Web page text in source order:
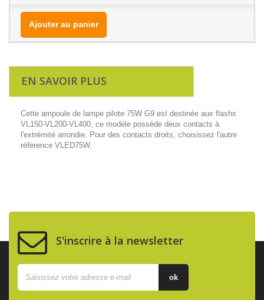
Ajouter au panier
EN SAVOIR PLUS
Cette ampoule de lampe pilote 75W G9 est destinée aux flashs
VL150-VL200-VL400, ce modèle possède deux contacts à
l'extrémité arrondie. Pour des contacts droits, choisissez l'autre
référence VLED75W.
S'inscrire à la newsletter
ok